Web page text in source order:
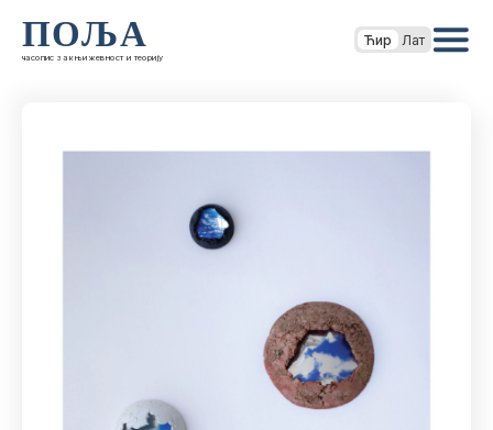
ПОЉА
часопис за књижевност и теорију
Ћир Лат